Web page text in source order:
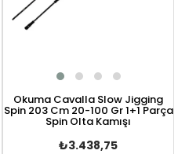
Okuma Cavalla Slow Jigging
Spin 203 Cm 20-100 Gr 1+1 Parça
Spin Olta Kamışı
₺3.438,75